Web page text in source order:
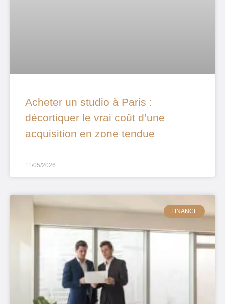
Acheter un studio à Paris :
décortiquer le vrai coût d’une
acquisition en zone tendue
11/05/2026
FINANCE